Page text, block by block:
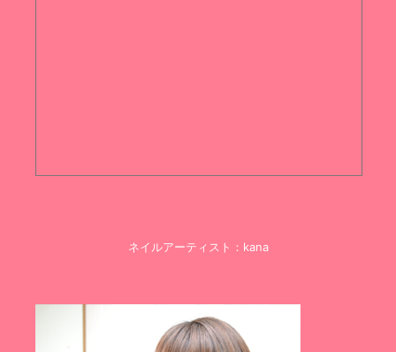
ネイルアーティスト：kana